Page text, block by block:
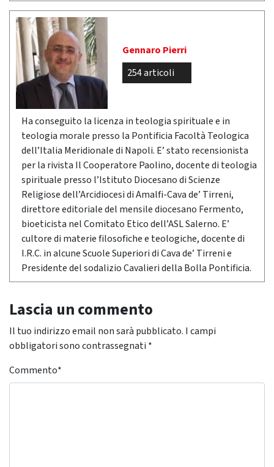
Gennaro Pierri
254 articoli
Ha conseguito la licenza in teologia spirituale e in
teologia morale presso la Pontificia Facoltà Teologica
dell’Italia Meridionale di Napoli. E’ stato recensionista
per la rivista Il Cooperatore Paolino, docente di teologia
spirituale presso l’Istituto Diocesano di Scienze
Religiose dell’Arcidiocesi di Amalfi-Cava de’ Tirreni,
direttore editoriale del mensile diocesano Fermento,
bioeticista nel Comitato Etico dell’ASL Salerno. E’
cultore di materie filosofiche e teologiche, docente di
I.R.C. in alcune Scuole Superiori di Cava de’ Tirreni e
Presidente del sodalizio Cavalieri della Bolla Pontificia.
Lascia un commento
Il tuo indirizzo email non sarà pubblicato. I campi
obbligatori sono contrassegnati *
Commento*